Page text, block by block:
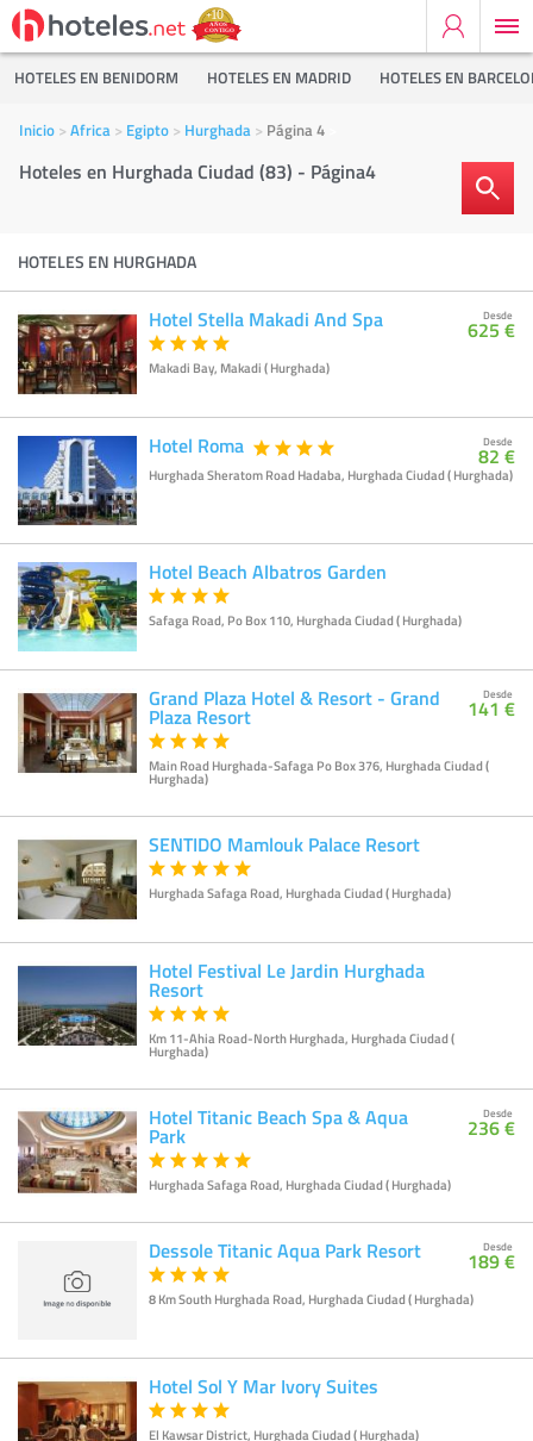
HOTELES EN BENIDORM HOTELES EN MADRID HOTELES EN
Inicio Africa Egipto Hurghada Página 4
Hoteles en Hurghada Ciudad (83) - Página4
HOTELES EN HURGHADA
Hotel Stella Makadi And Spa
Makadi Bay, Makadi ( Hurghada)
Desde
625 €
Hotel Roma
Hurghada Sheratom Road Hadaba, Hurghada Ciudad ( Hurghada)
Desde
82 €
Hotel Beach Albatros Garden
Safaga Road, Po Box 110, Hurghada Ciudad ( Hurghada)
Grand Plaza Hotel & Resort - Grand
Plaza Resort
Main Road Hurghada-Safaga Po Box 376, Hurghada Ciudad (
Hurghada)
Desde
141 €
SENTIDO Mamlouk Palace Resort
Hurghada Safaga Road, Hurghada Ciudad ( Hurghada)
Hotel Festival Le Jardin Hurghada
Resort
Km 11-Ahia Road-North Hurghada, Hurghada Ciudad (
Hurghada)
Hotel Titanic Beach Spa & Aqua
Park
Hurghada Safaga Road, Hurghada Ciudad ( Hurghada)
Desde
236 €
Dessole Titanic Aqua Park Resort
8 Km South Hurghada Road, Hurghada Ciudad ( Hurghada)
Desde
189 €
Hotel Sol Y Mar Ivory Suites
El Kawsar District, Hurghada Ciudad ( Hurghada)